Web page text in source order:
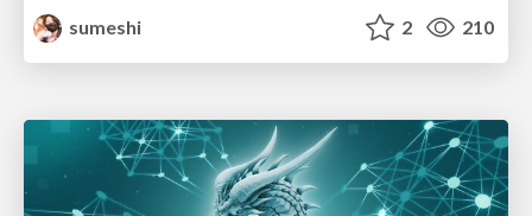
sumeshi
2 210